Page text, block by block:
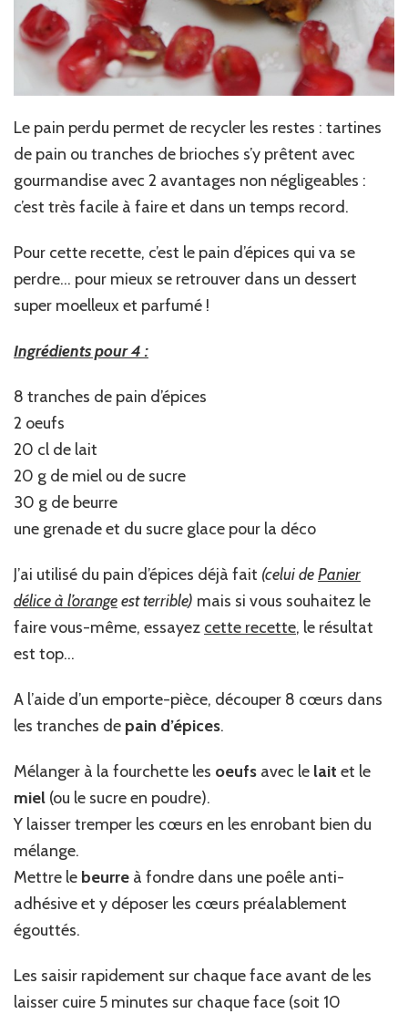
Le pain perdu permet de recycler les restes : tartines
de pain ou tranches de brioches s’y prêtent avec
gourmandise avec 2 avantages non négligeables :
c’est très facile à faire et dans un temps record.
Pour cette recette, c’est le pain d’épices qui va se
perdre… pour mieux se retrouver dans un dessert
super moelleux et parfumé !
Ingrédients pour 4 :
8 tranches de pain d’épices
2 oeufs
20 cl de lait
20 g de miel ou de sucre
30 g de beurre
une grenade et du sucre glace pour la déco
J’ai utilisé du pain d’épices déjà fait (celui dePanier
délice à l’orangeest terrible) mais si vous souhaitez le
faire vous-même, essayez cette recette, le résultat
est top…
A l’aide d’un emporte-pièce, découper 8 cœurs dans
les tranches de pain d’épices.
Mélanger à la fourchette les oeufs avec le lait et le
miel (ou le sucre en poudre).
Y laisser tremper les cœurs en les enrobant bien du
mélange.
Mettre le beurre à fondre dans une poêle anti-
adhésive et y déposer les cœurs préalablement
égouttés.
Les saisir rapidement sur chaque face avant de les
laisser cuire 5 minutes sur chaque face (soit 10